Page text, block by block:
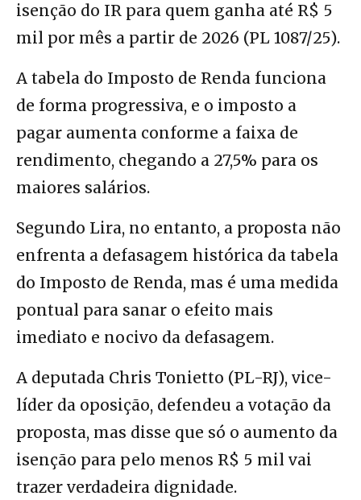
isenção do IR para quem ganha até R$ 5
mil por mês a partir de 2026 (PL 1087/25).
A tabela do Imposto de Renda funciona
de forma progressiva, e o imposto a
pagar aumenta conforme a faixa de
rendimento, chegando a 27,5% para os
maiores salários.
Segundo Lira, no entanto, a proposta não
enfrenta a defasagem histórica da tabela
do Imposto de Renda, mas é uma medida
pontual para sanar o efeito mais
imediato e nocivo da defasagem.
A deputada Chris Tonietto (PL-RJ), vice-
líder da oposição, defendeu a votação da
proposta, mas disse que só o aumento da
isenção para pelo menos R$ 5 mil vai
trazer verdadeira dignidade.